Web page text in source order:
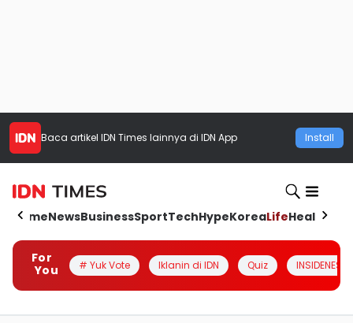
Baca artikel IDN Times lainnya di IDN App Install
HomeNewsBusinessSportTechHypeKoreaLifeHealth
For
You
# Yuk Vote Iklanin di IDN Quiz INSIDENESIA